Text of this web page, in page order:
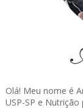
Olá! Meu nome é
USP-SP e